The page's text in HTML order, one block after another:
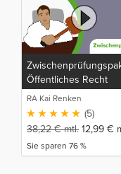
Öffentliches Recht
RA Kai Renken
(5)
38,22€mtl. 12,99 €
Sie sparen 76 %